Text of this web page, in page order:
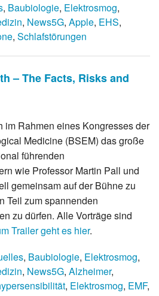
, Baubiologie, Elektrosmog,
, News5G, Apple, EHS,
, Schlafstörungen
– The Facts, Risks and
im Rahmen eines Kongresses der
Medicine (BSEM) das große
führenden
wie Professor Martin Pall und
gemeinsam auf der Bühne zu
Teil zum spannenden
zu dürfen. Alle Vorträge sind
Trailer geht es hier.
, Baubiologie, Elektrosmog,
, News5G, Alzheimer,
, Elektrosmog, EMF,